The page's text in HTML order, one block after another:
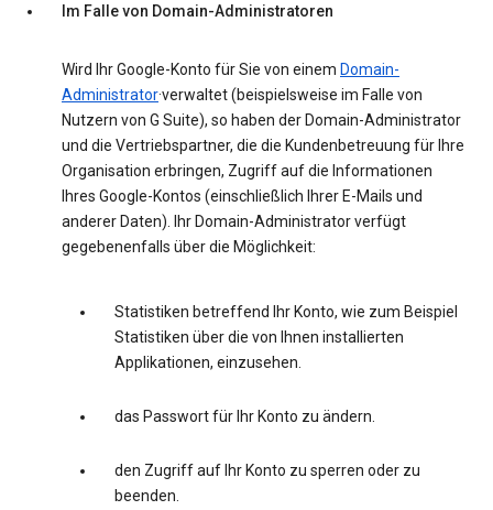
Im Falle von Domain-Administratoren
Wird Ihr Google-Konto für Sie von einem Domain-
Administrator·verwaltet (beispielsweise im Falle von
Nutzern von G Suite), so haben der Domain-Administrator
und die Vertriebspartner, die die Kundenbetreuung für Ihre
Organisation erbringen, Zugriff auf die Informationen
Ihres Google-Kontos (einschließlich Ihrer E-Mails und
anderer Daten). Ihr Domain-Administrator verfügt
gegebenenfalls über die Möglichkeit:
Statistiken betreffend Ihr Konto, wie zum Beispiel
Statistiken über die von Ihnen installierten
Applikationen, einzusehen.
das Passwort für Ihr Konto zu ändern.
den Zugriff auf Ihr Konto zu sperren oder zu
beenden.